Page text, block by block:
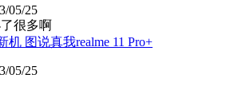
05/25
很多啊
机 图说真我realme 11 Pro+
05/25